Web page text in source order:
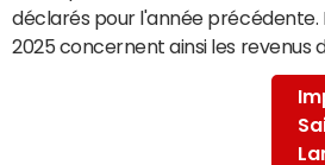
déclarés pour l'année précédente.
2025 concernent ainsi les revenus